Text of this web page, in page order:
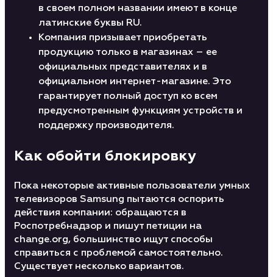
в своем полном названии имеют в конце
латинские буквы RU.
Компания призывает приобретать
продукцию только в магазинах – ее
официальных представителях и в
официальном интернет-магазине. Это
гарантирует полный доступ ко всем
предусмотренным функциям устройств и
поддержку производителя.
Как обойти блокировку
Пока некоторые активные пользователи умных
телевизоров Samsung пытаются оспорить
действия компании: обращаются в
Роспотребнадзор и пишут петиции на
change.org, большинство ищут способы
справиться с проблемой самостоятельно.
Существует несколько вариантов.